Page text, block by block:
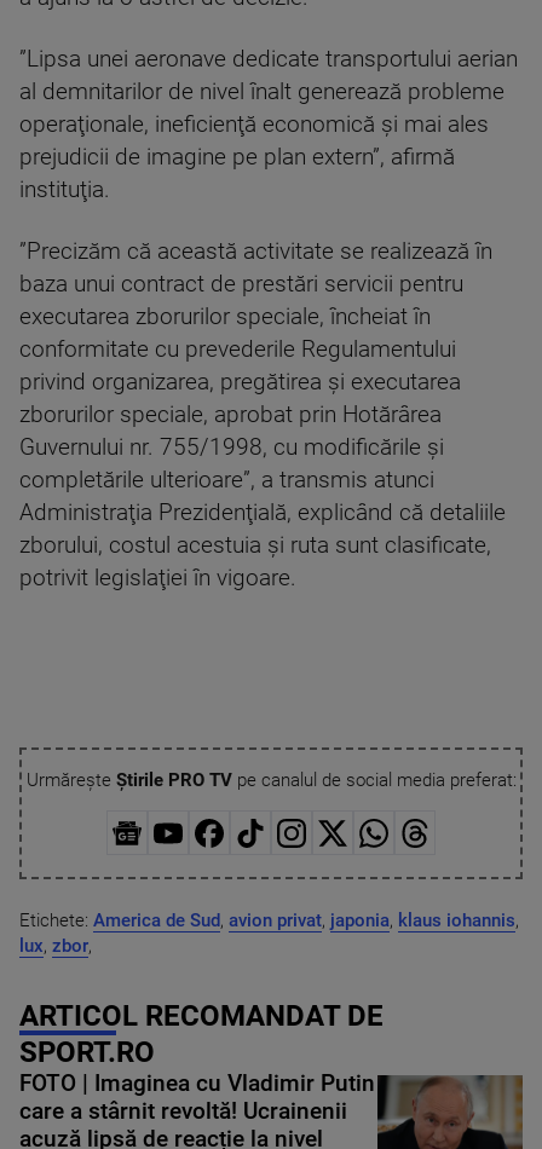
”Lipsa unei aeronave dedicate transportului aerian
al demnitarilor de nivel înalt generează probleme
operaţionale, ineficienţă economică şi mai ales
prejudicii de imagine pe plan extern”, afirmă
instituţia.
”Precizăm că această activitate se realizează în
baza unui contract de prestări servicii pentru
executarea zborurilor speciale, încheiat în
conformitate cu prevederile Regulamentului
privind organizarea, pregătirea şi executarea
zborurilor speciale, aprobat prin Hotărârea
Guvernului nr. 755/1998, cu modificările şi
completările ulterioare”, a transmis atunci
Administraţia Prezidenţială, explicând că detaliile
zborului, costul acestuia şi ruta sunt clasificate,
potrivit legislaţiei în vigoare.
Urmărește Știrile PRO TVpe canalul de social media preferat:
Etichete: America de Sud, avion privat, japonia, klaus iohannis,
lux, zbor,
ARTICOL RECOMANDAT DE
SPORT.RO
FOTO | Imaginea cu Vladimir Putin
care a stârnit revoltă! Ucrainenii
acuză lipsă de reacție la nivel